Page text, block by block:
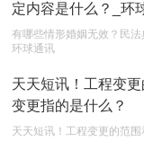
定内容是什么？_环
有哪些情形婚姻无效？民法
环球通讯
天天短讯！工程变
变更指的是什么？
天天短讯！工程变更的范